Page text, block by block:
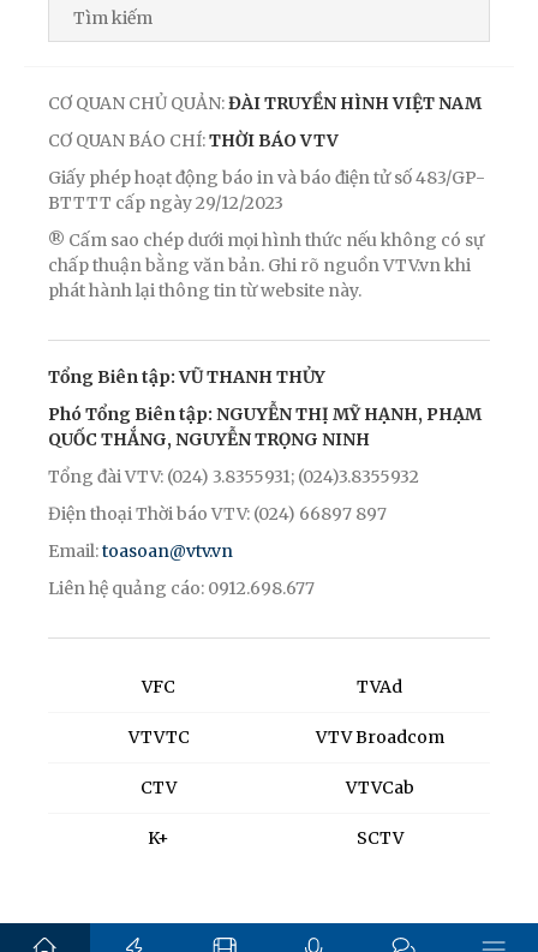
CƠ QUAN CHỦ QUẢN:ĐÀI TRUYỀN HÌNH VIỆT NAM
CƠ QUAN BÁO CHÍ:THỜI BÁO VTV
Giấy phép hoạt động báo in và báo điện tử số 483/GP-
BTTTT cấp ngày 29/12/2023
® Cấm sao chép dưới mọi hình thức nếu không có sự
chấp thuận bằng văn bản. Ghi rõ nguồn VTV.vn khi
phát hành lại thông tin từ website này.
Tổng Biên tập: VŨ THANH THỦY
Phó Tổng Biên tập: NGUYỄN THỊ MỸ HẠNH, PHẠM
QUỐC THẮNG, NGUYỄN TRỌNG NINH
Tổng đài VTV: (024) 3.8355931; (024)3.8355932
Điện thoại Thời báo VTV: (024) 66897 897
Email:toasoan@vtv.vn
Liên hệ quảng cáo: 0912.698.677
VFC
VTVTC
CTV
K+
TVAd
VTV Broadcom
VTVCab
SCTV